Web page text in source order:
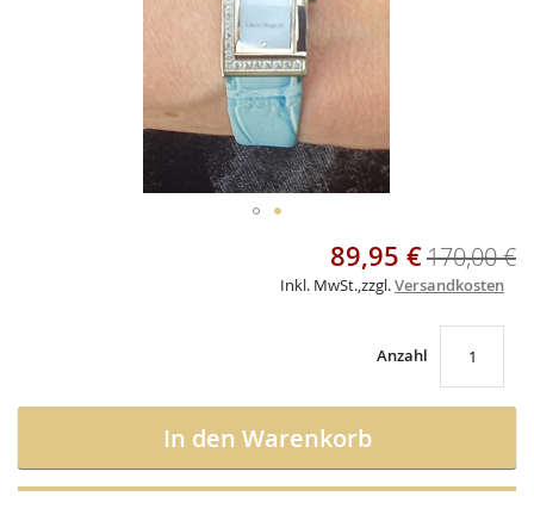
Sonderangebot
89,95 €170,00 €
Inkl. MwSt.,zzgl.Versandkosten
Anzahl
In den Warenkorb